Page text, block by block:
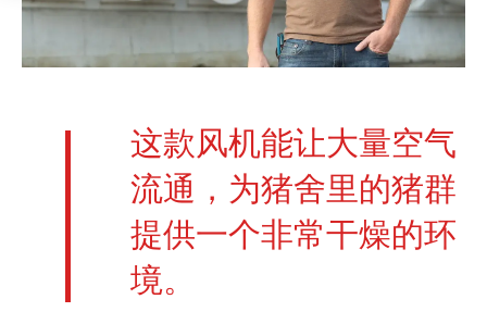
Vostermans Companies
联系
这款风机能让大量空气
流通，为猪舍里的猪群
提供一个非常干燥的环
境。